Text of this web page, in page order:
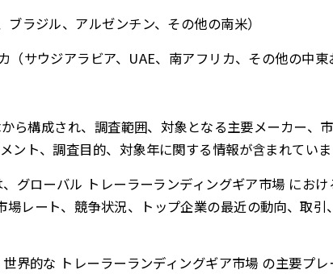
ラジル、アルゼンチン、その他の南米）
サウジアラビア、UAE、南アフリカ、その他の中東
ら構成され、調査範囲、対象となる主要メーカー、
ント、調査目的、対象年に関する情報が含まれていま
グローバル トレーラーランディングギア市場 にお
場レート、競争状況、トップ企業の最近の動向、取
界的な トレーラーランディングギア市場 の主要プ